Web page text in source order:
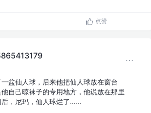
点赞
盆仙人球，后来他把仙人球放在窗台
他自己晾袜子的专用地方，他说放在那里
后，尼玛，仙人球烂了……